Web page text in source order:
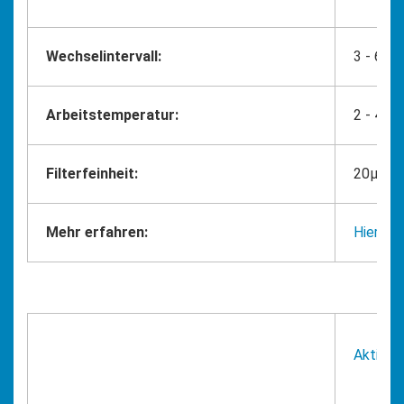
Wechselintervall: 3 - 6
Arbeitstemperatur: 2 - 45°C
Filterfeinheit: 20µm
Mehr erfahren: Hier